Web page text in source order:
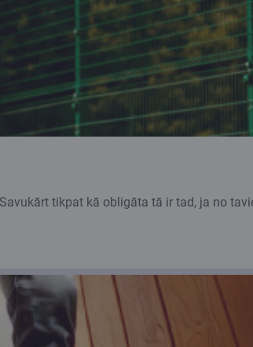
tikpat kā obligāta tā ir tad, ja no